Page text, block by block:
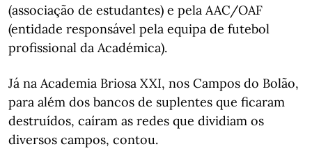
(associação de estudantes) e pela AAC/OAF
(entidade responsável pela equipa de futebol
profissional da Académica).
Já na Academia Briosa XXI, nos Campos do Bolão,
para além dos bancos de suplentes que ficaram
destruídos, caíram as redes que dividiam os
diversos campos, contou.